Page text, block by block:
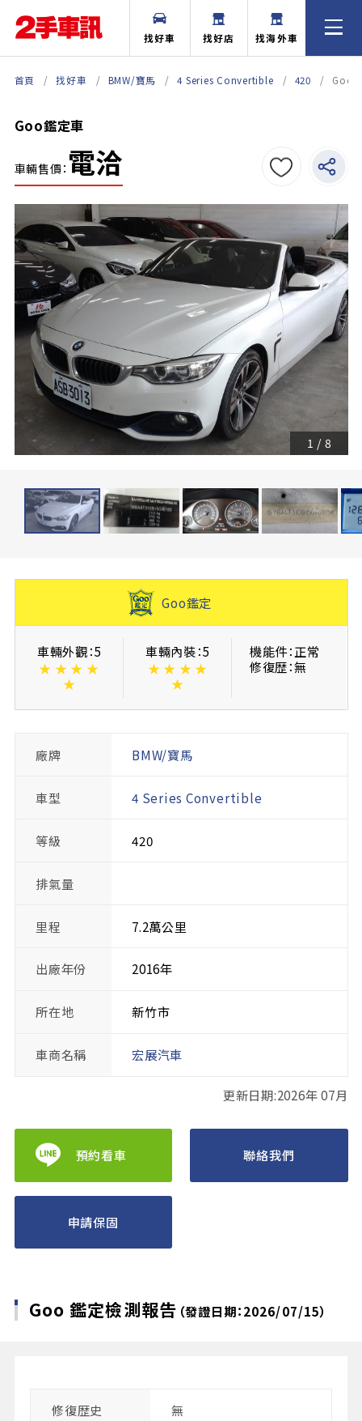
找好車 找好店 找海外車
首頁 找好車 BMW/寶馬 4 Series Convertible 420 Goo
Goo鑑定車
車輛售價： 電洽
1 / 8
Goo鑑定
車輛外觀：5
★ ★ ★ ★
★
車輛內裝：5
★ ★ ★ ★
★
機能件：正常
修復歴：無
廠牌 BMW/寶馬
車型 4 Series Convertible
等級 420
排氣量
里程 7.2萬公里
出廠年份 2016年
所在地 新竹市
車商名稱 宏展汽車
更新日期:2026年 07月
預約看車 聯絡我們
申請保固
Goo 鑑定檢測報告 （發證日期：2026/07/15）
修復歴史 無